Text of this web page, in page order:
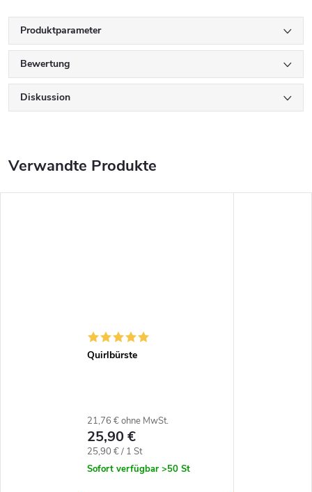
Produktparameter
Bewertung
Diskussion
Verwandte Produkte
Quirlbürste
21,76 € ohne MwSt.
25,90 €
Verkaufspreis:
25,90 € / 1 St
Sofort verfügbar >50 St